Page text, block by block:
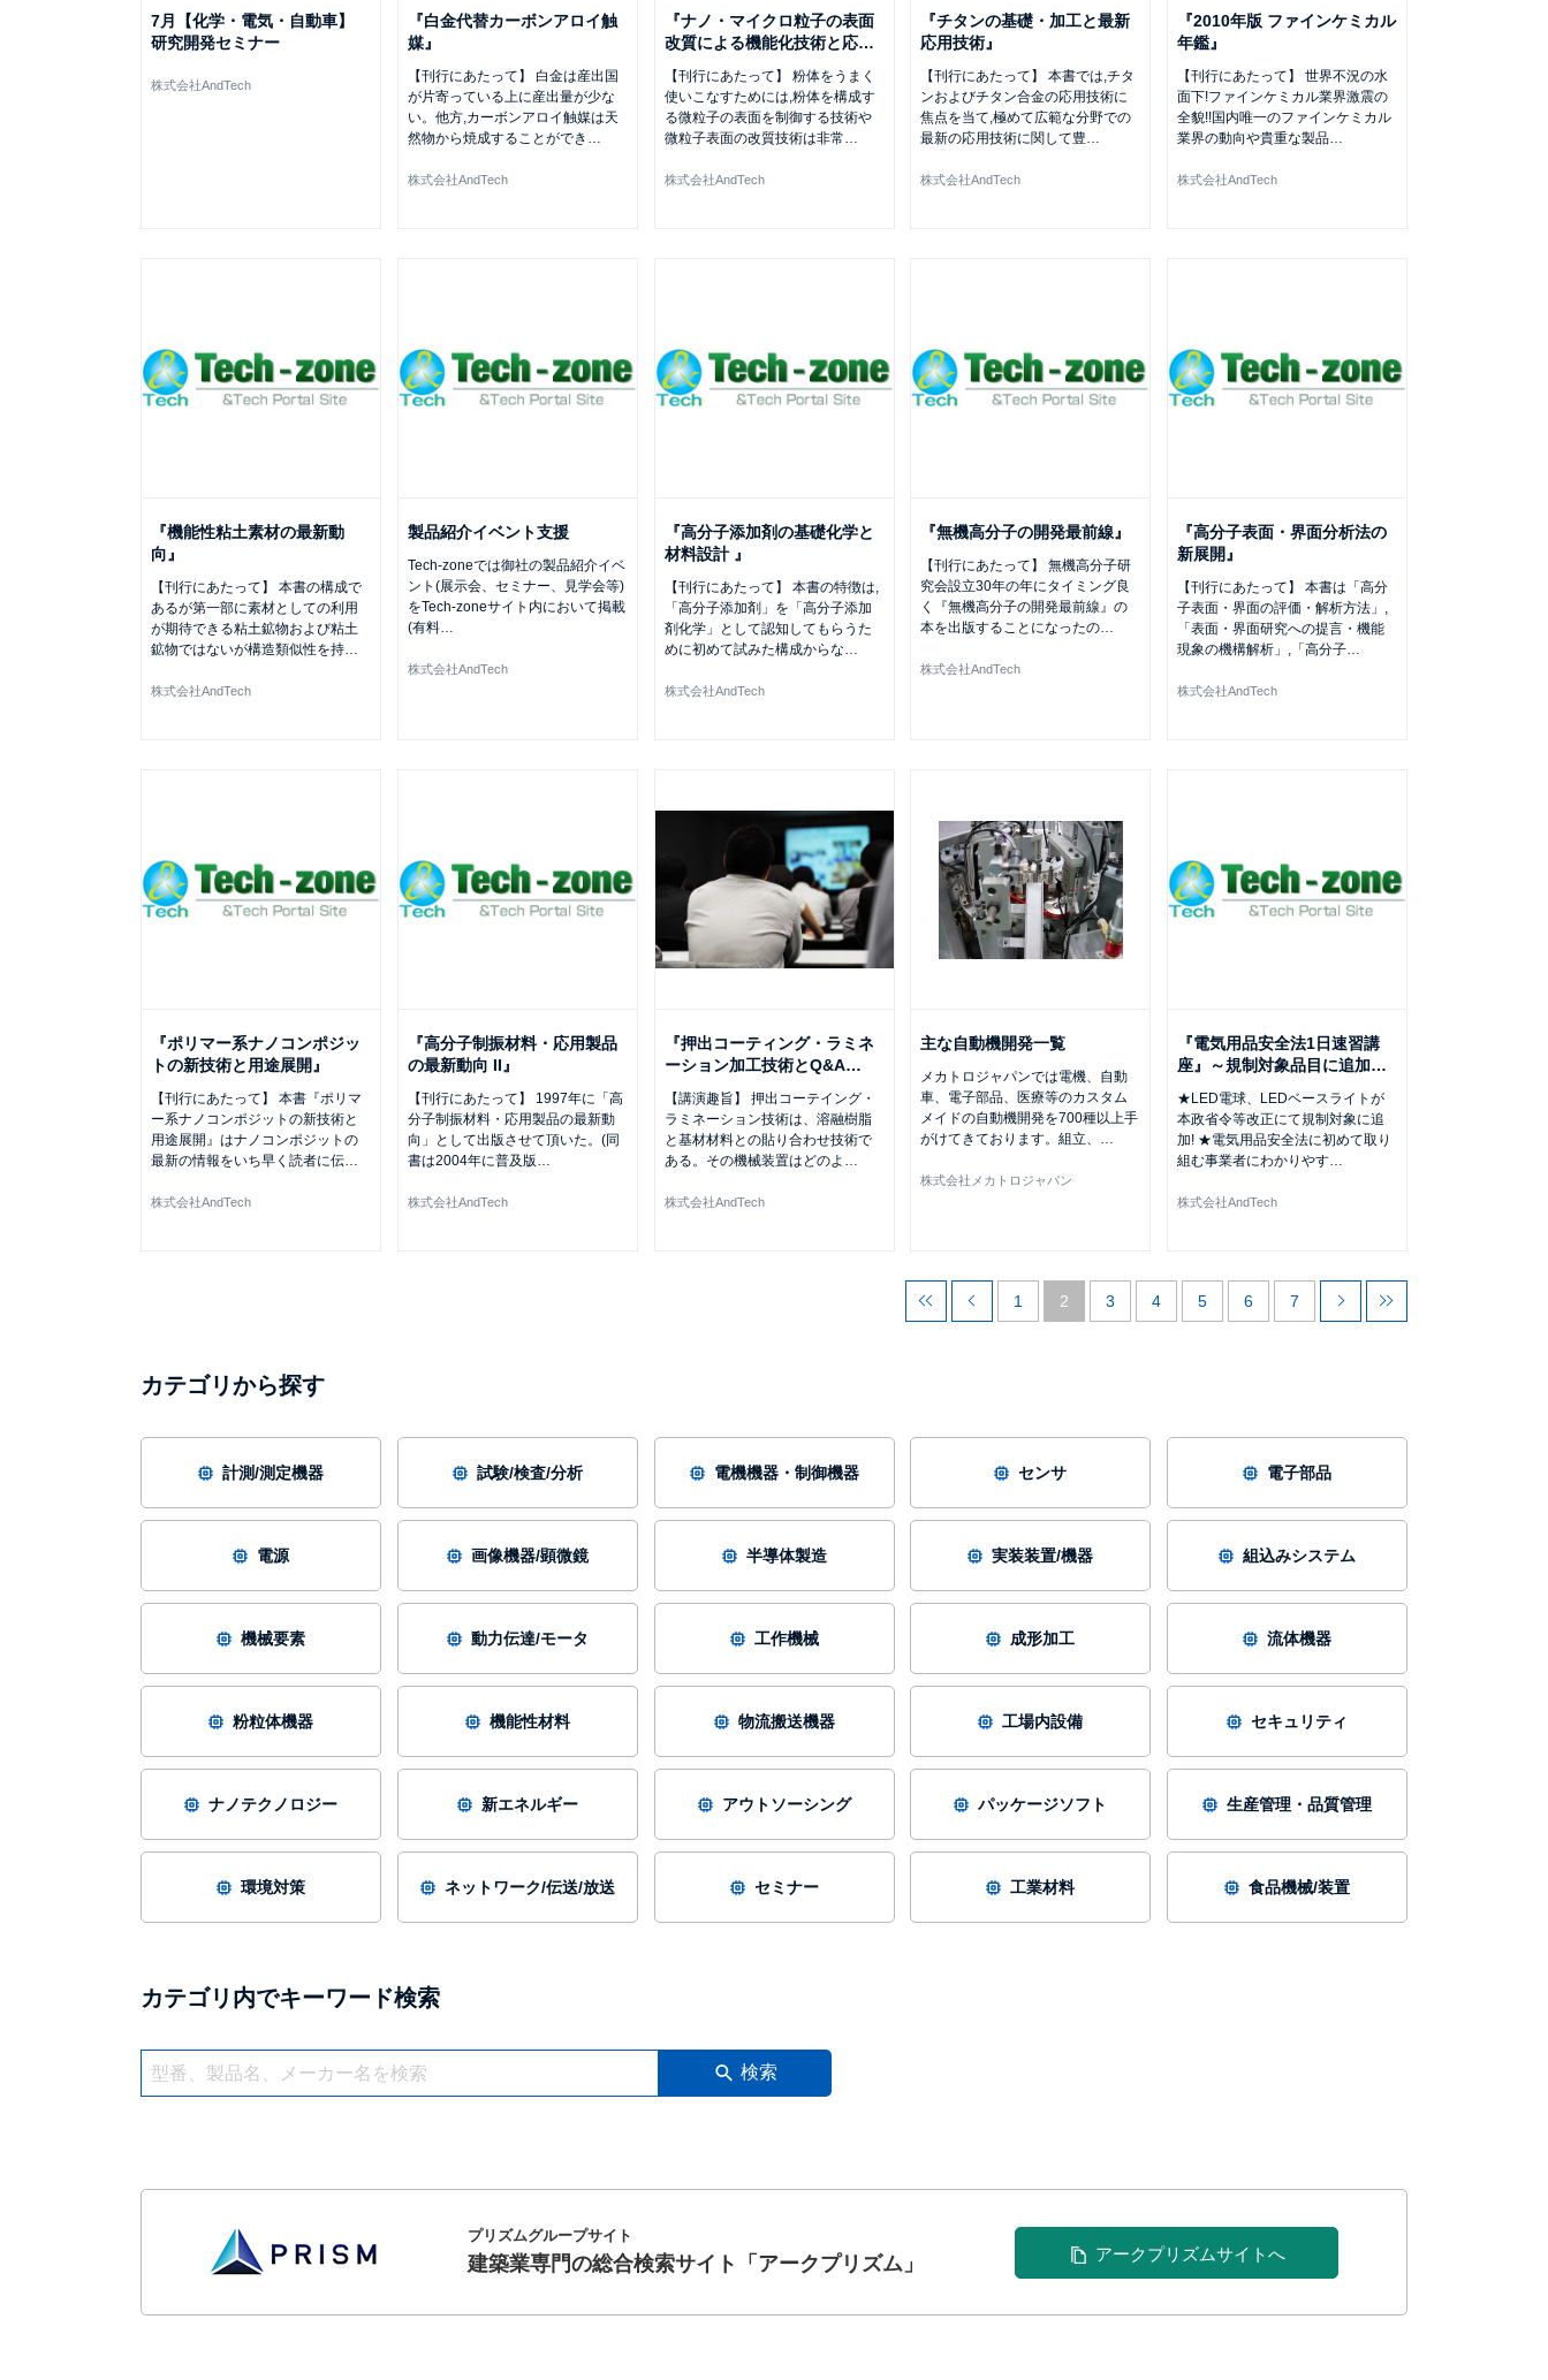
7月【化学・電気・自動車】
研究開発セミナー
株式会社AndTech
『白金代替カーボンアロイ触
媒』
【刊行にあたって】 白金は産出国
が片寄っている上に産出量が少な
い。他方,カーボンアロイ触媒は天
然物から焼成することができ …
株式会社AndTech
『ナノ・マイクロ粒子の表面
改質による機能化技術と応…
【刊行にあたって】 粉体をうまく
使いこなすためには,粉体を構成す
る微粒子の表面を制御する技術や
微粒子表面の改質技術は非常…
株式会社AndTech
『チタンの基礎・加工と最新
応用技術』
【刊行にあたって】 本書では,チタ
ンおよびチタン合金の応用技術に
焦点を当て,極めて広範な分野での
最新の応用技術に関して豊…
株式会社AndTech
『2010年版 ファインケミカル
年鑑』
【刊行にあたって】 世界不況の水
面下!ファインケミカル業界激震の
全貌!!国内唯一のファインケミカル
業界の動向や貴重な製品…
株式会社AndTech
『機能性粘土素材の最新動
向』
【刊行にあたって】 本書の構成で
あるが第一部に素材としての利用
が期待できる粘土鉱物および粘土
鉱物ではないが構造類似性を持…
株式会社AndTech
製品紹介イベント支援
Tech-zoneでは御社の製品紹介イベ
ント(展示会、セミナー、見学会等)
をTech-zoneサイト内において掲載
(有料…
株式会社AndTech
『高分子添加剤の基礎化学と
材料設計 』
【刊行にあたって】 本書の特徴は,
「高分子添加剤」を「高分子添加
剤化学」として認知してもらうた
めに初めて試みた構成からな…
株式会社AndTech
『無機高分子の開発最前線』
【刊行にあたって】 無機高分子研
究会設立30年の年にタイミング良
く『無機高分子の開発最前線』の
本を出版することになったの…
株式会社AndTech
『高分子表面・界面分析法の
新展開』
【刊行にあたって】 本書は「高分
子表面・界面の評価・解析方法」,
「表面・界面研究への提言・機能
現象の機構解析」,「高分子…
株式会社AndTech
『ポリマー系ナノコンポジッ
トの新技術と用途展開』
【刊行にあたって】 本書『ポリマ
ー系ナノコンポジットの新技術と
用途展開』はナノコンポジットの
最新の情報をいち早く読者に伝…
株式会社AndTech
『高分子制振材料・応用製品
の最新動向 II』
【刊行にあたって】 1997年に「高
分子制振材料・応用製品の最新動
向」として出版させて頂いた。(同
書は2004年に普及版…
株式会社AndTech
『押出コーティング・ラミネ
ーション加工技術とQ&A…
【講演趣旨】 押出コーテイング・
ラミネーション技術は、溶融樹脂
と基材材料との貼り合わせ技術で
ある。その機械装置はどのよ …
株式会社AndTech
主な自動機開発一覧
メカトロジャパンでは電機、自動
車、電子部品、医療等のカスタム
メイドの自動機開発を700種以上手
がけてきております。組立、 …
株式会社メカトロジャパン
『電気用品安全法1日速習講
座』～規制対象品目に追加…
★LED電球、LEDベースライトが
本政省令等改正にて規制対象に追
加! ★電気用品安全法に初めて取り
組む事業者にわかりやす…
株式会社AndTech
1 2 3 4 5 6 7
カテゴリから探す
計測/測定機器 試験/検査/分析 電機機器・制御機器 センサ 電子部品
電源 画像機器/顕微鏡 半導体製造 実装装置/機器 組込みシステム
機械要素 動力伝達/モータ 工作機械 成形加工 流体機器
粉粒体機器 機能性材料 物流搬送機器 工場内設備 セキュリティ
ナノテクノロジー 新エネルギー アウトソーシング パッケージソフト 生産管理・品質管理
環境対策 ネットワーク/伝送/放送 セミナー 工業材料 食品機械/装置
カテゴリ内でキーワード検索
検索
プリズムグループサイト
建築業専門の総合検索サイト 「アークプリズム」 アークプリズムサイトへ